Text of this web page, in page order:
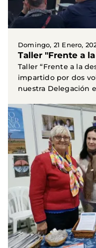
Domingo, 21 Enero,
Taller "Frente a
Taller “Frente a la
impartido por dos
nuestra Delegación